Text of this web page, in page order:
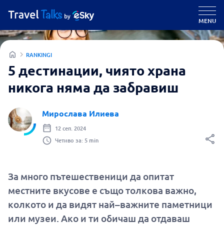
MENU
RANKINGI
5 дестинации, чиято храна
никога няма да забравиш
Мирослава Илиева
12 сеп. 2024
Четиво за: 5 min
За много пътешественици да опитат
местните вкусове е също толкова важно,
колкото и да видят най–важните паметници
или музеи. Ако и ти обичаш да отдаваш